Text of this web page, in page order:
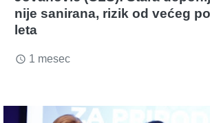
nije sanirana, rizik od većeg
leta
access_time 1 mesec